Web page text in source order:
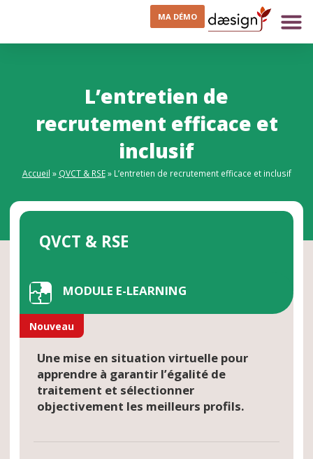
MA DÉMO
L’entretien de
recrutement efficace et
inclusif
Accueil » QVCT & RSE» L’entretien de recrutement efficace et inclusif
QVCT & RSE
MODULE E-LEARNING
Nouveau
Une mise en situation virtuelle pour
apprendre à garantir l’égalité de
traitement et sélectionner
objectivement les meilleurs profils.